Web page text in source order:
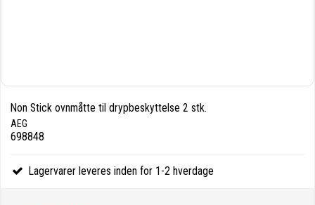
Non Stick ovnmåtte til drypbeskyttelse 2 stk.
AEG
698848
Lagervarer leveres inden for 1-2 hverdage